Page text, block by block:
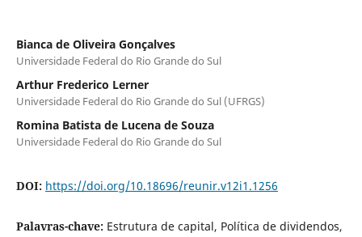
Bianca de Oliveira Gonçalves
Universidade Federal do Rio Grande do Sul
Arthur Frederico Lerner
Universidade Federal do Rio Grande do Sul (UFRGS)
Romina Batista de Lucena de Souza
Universidade Federal do Rio Grande do Sul
DOI: https://doi.org/10.18696/reunir.v12i1.1256
Palavras-chave: Estrutura de capital, Política de dividendos,